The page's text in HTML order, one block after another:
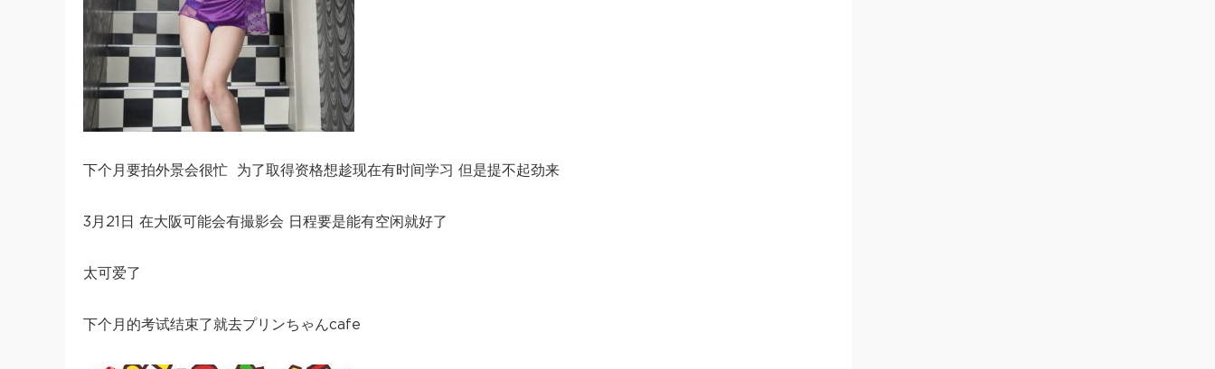
下个月要拍外景会很忙 为了取得资格想趁现在有时间学习 但是提不起劲来
3月21日 在大阪可能会有撮影会 日程要是能有空闲就好了
太可爱了
下个月的考试结束了就去プリンちゃんcafe